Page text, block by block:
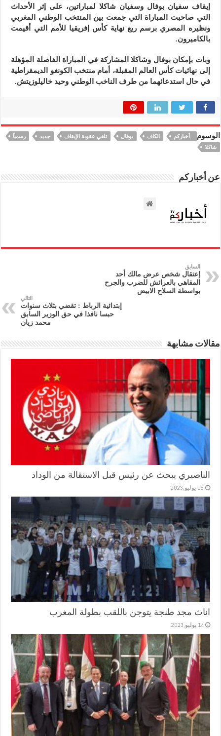
إيقاف سفيان بوفال وسفيان شاكلا لمباراتين، على إثر الأحداث
التي صاحبت المباراة التي جمعت بين المنتخب الوطني المغربي
ونظيره المصري برسم ربع نهاية كأس إفريقيا للأمم التي أقيمت
بالكاميرون.
وبات بإمكان بوفال وشاكلا المشاركة في المباراة الفاصلة المؤهلة
إلى نهائيات كأس العالم المقبلة، أمام منتخب الكونغو الديمقراطية
في حال استدعائهما من طرف الناخب الوطني وحيد خاليلوزيتش.
الوسوم - أخباركم الكاف بوفال تلغي عقوبة الإيقاف جديد
رسمياً
شاكلا
عن أخباركم
السابق
إعتقال شخص عرض مالك أحد
المقاهي بالعرائش للضرب والجرح
بواسطة السلاح الابيض
التالي
إبتدائية الرباط : تقضي بثلاث سنوات
حبسا نافذا في حق الوزير السابق
محمد زيان
مقالات مشابهة
الناصيري يبحث عن رئيس قبل الاستقالة من الوداد
16 يوليو,2023
اناث مجد طنجة يتوجن باللقب بطولة المغرب
14 يوليو,2023